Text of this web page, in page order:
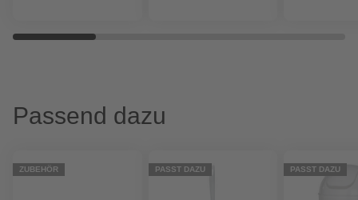
Passend dazu
ZUBEHÖR PASST DAZU PASST DAZU